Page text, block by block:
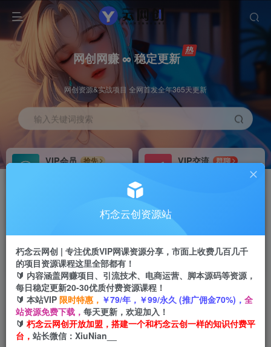
网创网赚 ∞ 稳定更新
网创资源&实战项目 全网首发全年365天更新
输入关键词搜索
VIP会员
抢先
VIP交流
群聊
研究探讨更多创业项目路子。
会员专属推广链接
四导航 导航
APP下载
GO
首页 创业课程 会员专属 正文
（6148期）最近外面卖980的小说推文变现项目：
新玩法更新，更加完善，内含2500G素材
朽念云创资源站
朽念云网创 | 专注优质VIP网课资源分享，市面上收费几百几千
的项目资源课程这里全部都有！
🔰 内容涵盖网赚项目、引流技术、电商运营、脚本源码等资源，
每日稳定更新20-30优质付费资源课程！
🔰 本站VIP 限时特惠， ￥79/年，￥99/永久 (推广佣金70%)， 全
站资源免费下载， 每天更新，欢迎加入！
🔰 朽念云网创开放加盟，搭建一个和朽念云创一样的知识付费平
台， 站长微信：XiuNian__